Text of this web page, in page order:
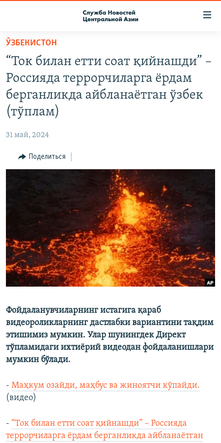
Вернуться
основному
содержанию
Вернутся
главной
Вернутся
поиску
О ПРОЕКТЕ
КОНТАКТЫ
RFE/RL ДИРЕКТ
МИГРАНТ МЕДИА
ӮЗБЕКИСТОН
“Ток билан етти соат қийнашди” –
Россияда террорчиларга ёрдам
берганликда айбланаётган ўзбек
(тўплам)
31 май, 2024
Поделиться
Фойдаланувчиларнинг истагига қараб
видеороликларнинг дастлабки вариантини тақдим
этишимиз мумкин. Улар шунингдек Директ
тўпламидаги ихтиёрий видеодан фойдаланишлари
мумкин бўлади.
- Маҳкум озайди, маҳбус ва жиноятчи кўпайди.
(видео)
- “Ток билан етти соат қийнашди” – Россияда
террорчиларга ёрдам берганликда айбланаётган